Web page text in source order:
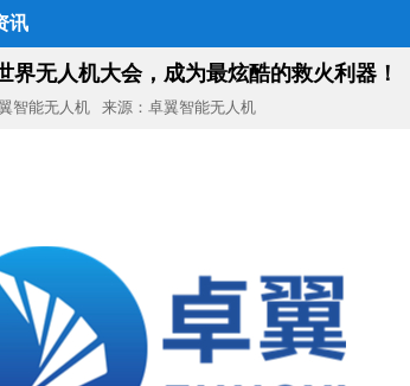
讯
界无人机大会，成为最炫酷的救火利器！
智能无人机 来源：卓翼智能无人机